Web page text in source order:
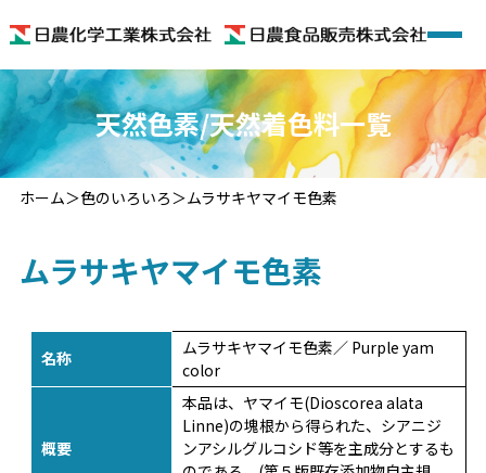
ホーム
会社概要
機能性食品素材
機能性食品
お問い合わせ
天然色素/天然着色料一覧
ホーム 色のいろいろ ムラサキヤマイモ色素
ムラサキヤマイモ色素
名称
ムラサキヤマイモ色素／ Purple yam
color
概要
本品は、ヤマイモ(Dioscorea alata
Linne)の塊根から得られた、シアニジ
ンアシルグルコシド等を主成分とするも